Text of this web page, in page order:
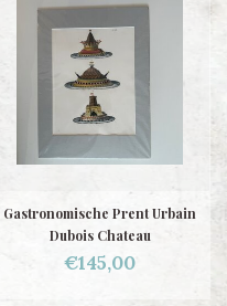
Gastronomische Prent Urbain
Dubois Chateau
€145,00